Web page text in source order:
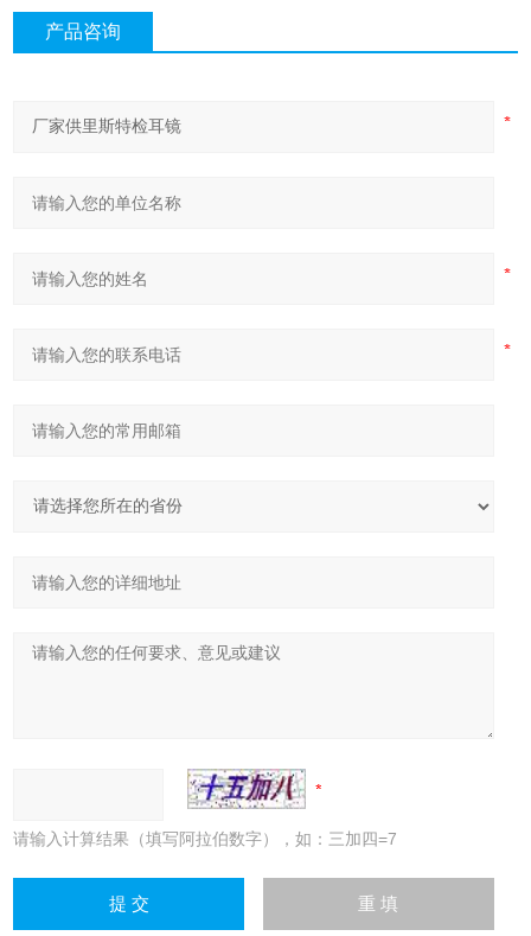
产品咨询
请输入计算结果（填写阿拉伯数字），如：三加四=7